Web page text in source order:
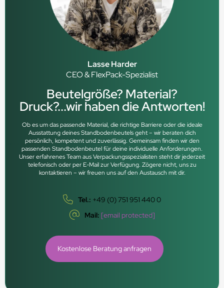
Lasse Harder
CEO & FlexPack-Spezialist
Beutelgröße? Material?
Druck?...wir haben die Antworten!
Ob es um das passende Material, die richtige Barriere oder die ideale
Ausstattung deines Standbodenbeutels geht – wir beraten dich
persönlich, kompetent und zuverlässig. Gemeinsam finden wir den
passenden Standbodenbeutel für deine individuelle Anforderungen.
Unser erfahrenes Team aus Verpackungsspezialisten steht dir jederzeit
telefonisch oder per E-Mail zur Verfügung. Zögere nicht, uns zu
kontaktieren – wir freuen uns auf den Austausch mit dir.
Tel.: +49 (0) 751 951 440 0
Mail: [email protected]
Kostenlose Beratung anfragen